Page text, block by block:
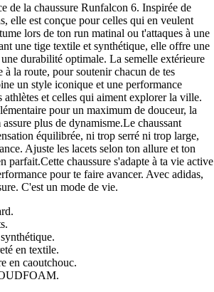
de la chaussure Runfalcon 6. Inspirée de
elle est conçue pour celles qui en veulent
lors de ton run matinal ou t'attaques à une
une tige textile et synthétique, elle offre une
durabilité optimale. La semelle extérieure
à la route, pour soutenir chacun de tes
un style iconique et une performance
athlètes et celles qui aiment explorer la ville.
pour un maximum de douceur, la
plus de dynamisme.Le chaussant
équilibrée, ni trop serré ni trop large,
Ajuste les lacets selon ton allure et ton
parfait.Cette chaussure s'adapte à ta vie active
pour te faire avancer. Avec adidas,
C'est un mode de vie.
en textile.
en caoutchouc.